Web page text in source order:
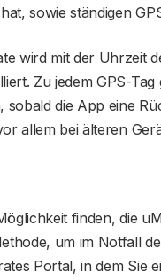
sowie ständigen
wird mit der Uhrzeit
Zu jedem GPS-
die App eine
allem bei älteren
finden, die
um im Notfall
Portal, in dem Sie